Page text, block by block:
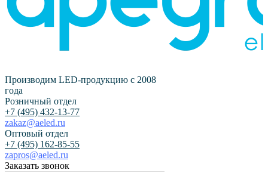
Производим LED-продукцию с 2008
года
Розничный отдел
+7 (495) 432-13-77
zakaz@aeled.ru
Оптовый отдел
+7 (495) 162-85-55
zapros@aeled.ru
Заказать звонок